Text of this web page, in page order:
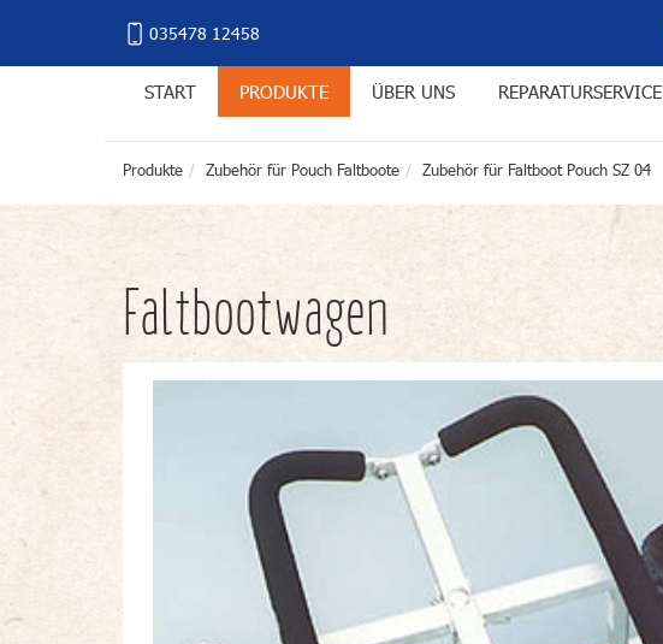
035478 12458
START PRODUKTE ÜBER UNS REPARATURSERVICE
Produkte Zubehör für Pouch Faltboote Zubehör für Faltboot Pouch SZ 04
Faltbootwagen